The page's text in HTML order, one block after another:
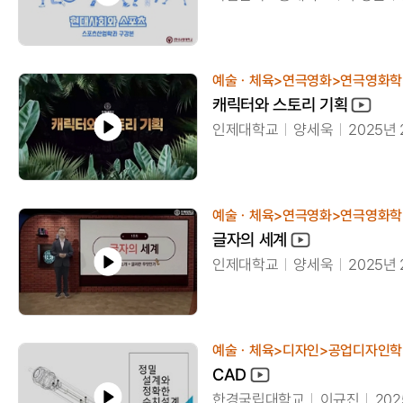
예술ㆍ체육>연극영화>연극영화학
캐릭터와 스토리 기획
인제대학교 양세욱 2025년
예술ㆍ체육>연극영화>연극영화학
글자의 세계
인제대학교 양세욱 2025년
예술ㆍ체육>디자인>공업디자인학
CAD